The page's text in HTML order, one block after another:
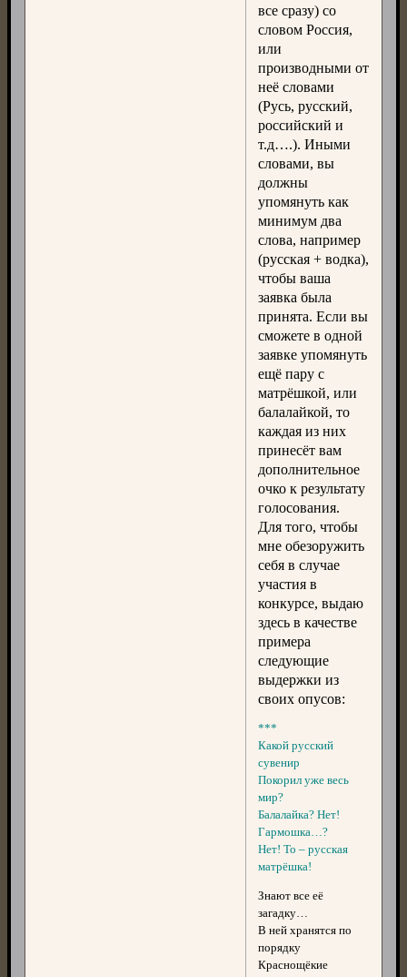
все сразу) со
словом Россия,
или
производными от
неё словами
(Русь, русский,
российский и
т.д….). Иными
словами, вы
должны
упомянуть как
минимум два
слова, например
(русская + водка),
чтобы ваша
заявка была
принята. Если вы
сможете в одной
заявке упомянуть
ещё пару с
матрёшкой, или
балалайкой, то
каждая из них
принесёт вам
дополнительное
очко к результату
голосования.
Для того, чтобы
мне обезоружить
себя в случае
участия в
конкурсе, выдаю
здесь в качестве
примера
следующие
выдержки из
своих опусов:
***
Какой русский
сувенир
Покорил уже весь
мир?
Балалайка? Нет!
Гармошка…?
Нет! То – русская
матрёшка!
Знают все её
загадку…
В ней хранятся по
порядку
Краснощёкие